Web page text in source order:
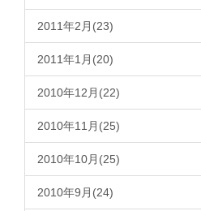
2011年2月(23)
2011年1月(20)
2010年12月(22)
2010年11月(25)
2010年10月(25)
2010年9月(24)